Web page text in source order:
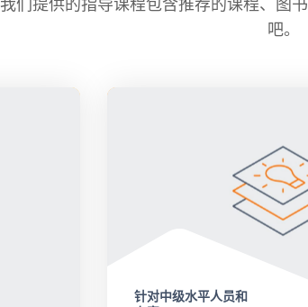
我们提供的指导课程包含推荐的课程、图
吧。
针对中级水平人员和